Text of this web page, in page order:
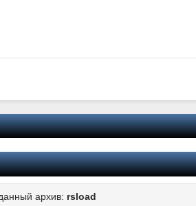
архив: rsload